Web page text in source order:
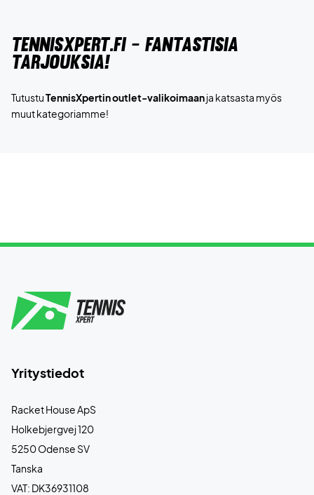
TENNISXPERT.FI - FANTASTISIA
TARJOUKSIA!
TutustuTennisXpertin outlet-valikoimaanja katsasta myös
muut kategoriamme!
Yritystiedot
Racket House ApS
Holkebjergvej 120
5250 Odense SV
Tanska
VAT: DK36931108